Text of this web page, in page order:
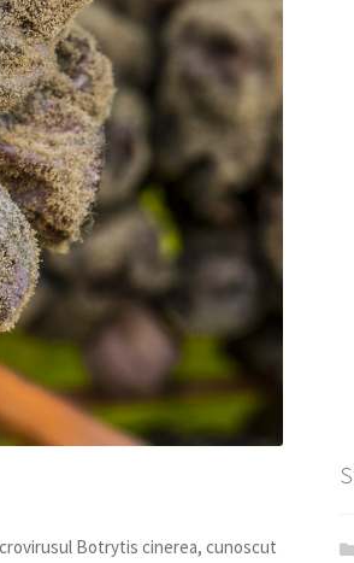
Botrytis cinerea, cunoscut